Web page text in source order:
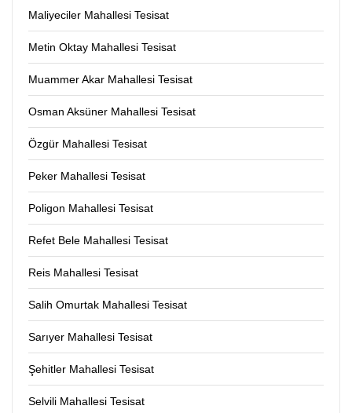
Maliyeciler Mahallesi Tesisat
Metin Oktay Mahallesi Tesisat
Muammer Akar Mahallesi Tesisat
Osman Aksüner Mahallesi Tesisat
Özgür Mahallesi Tesisat
Peker Mahallesi Tesisat
Poligon Mahallesi Tesisat
Refet Bele Mahallesi Tesisat
Reis Mahallesi Tesisat
Salih Omurtak Mahallesi Tesisat
Sarıyer Mahallesi Tesisat
Şehitler Mahallesi Tesisat
Selvili Mahallesi Tesisat